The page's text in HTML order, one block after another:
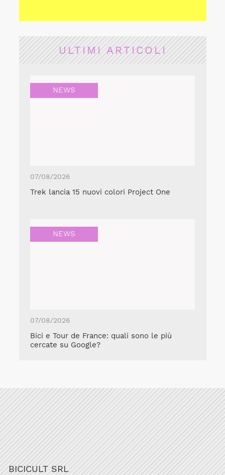
ULTIMI ARTICOLI
NEWS
07/08/2026
Trek lancia 15 nuovi colori Project One
NEWS
07/08/2026
Bici e Tour de France: quali sono le più
cercate su Google?
BICICULT SRL